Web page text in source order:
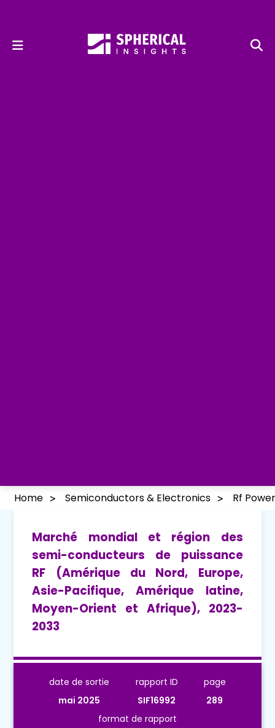
Home Semiconductors & Electronics Rf
Marché mondial et région des
semi-conducteurs de puissance
RF (Amérique du Nord, Europe,
Asie-Pacifique, Amérique latine,
Moyen-Orient et Afrique), 2023-
2033
date de sortie
mai 2025
rapport ID
SIF16992
page
289
format de rapport